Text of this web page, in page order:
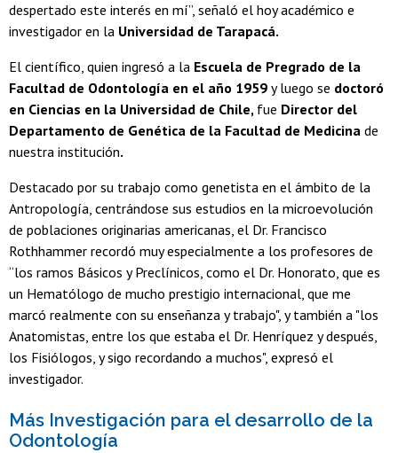
despertado este interés en mí”, señaló el hoy académico e
investigador en la Universidad de Tarapacá.
El científico, quien ingresó a la Escuela de Pregrado de la
Facultad de Odontología en el año 1959 y luego se doctoró
en Ciencias en la Universidad de Chile, fue Director del
Departamento de Genética de la Facultad de Medicina de
nuestra institución.
Destacado por su trabajo como genetista en el ámbito de la
Antropología, centrándose sus estudios en la microevolución
de poblaciones originarias americanas, el Dr. Francisco
Rothhammer recordó muy especialmente a los profesores de
“los ramos Básicos y Preclínicos, como el Dr. Honorato, que es
un Hematólogo de mucho prestigio internacional, que me
marcó realmente con su enseñanza y trabajo", y también a "los
Anatomistas, entre los que estaba el Dr. Henríquez y después,
los Fisiólogos, y sigo recordando a muchos", expresó el
investigador.
Más Investigación para el desarrollo de la
Odontología